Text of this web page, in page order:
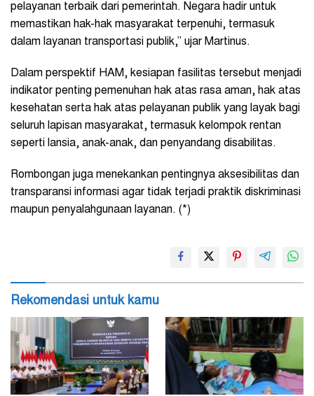
pelayanan terbaik dari pemerintah. Negara hadir untuk
memastikan hak-hak masyarakat terpenuhi, termasuk
dalam layanan transportasi publik,” ujar Martinus.
Dalam perspektif HAM, kesiapan fasilitas tersebut menjadi
indikator penting pemenuhan hak atas rasa aman, hak atas
kesehatan serta hak atas pelayanan publik yang layak bagi
seluruh lapisan masyarakat, termasuk kelompok rentan
seperti lansia, anak-anak, dan penyandang disabilitas.
Rombongan juga menekankan pentingnya aksesibilitas dan
transparansi informasi agar tidak terjadi praktik diskriminasi
maupun penyalahgunaan layanan. (*)
Rekomendasi untuk kamu